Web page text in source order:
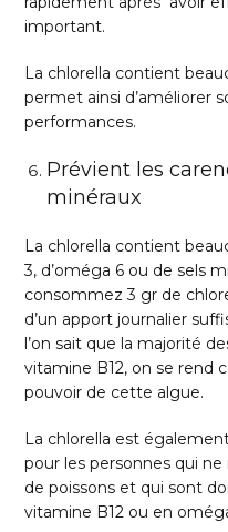
important.
La chlorella contient
permet ainsi d’améliorer
performances.
Prévient les
minéraux
La chlorella contient
3, d’oméga 6 ou de sels
consommez 3 gr de
d’un apport journalier
l’on sait que la majorité
vitamine B12, on se rend
pouvoir de cette algue.
La chlorella est
pour les personnes qui
de poissons et qui sont
vitamine B12 ou en